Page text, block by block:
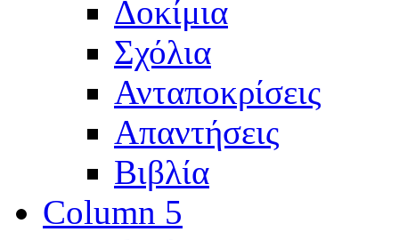
Δοκίμια
Σχόλια
Ανταποκρίσεις
Απαντήσεις
Βιβλία
Column 5